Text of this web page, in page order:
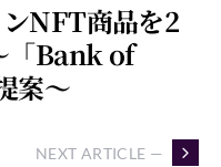
NFT商品を2
「Bank of
案～
NEXT ARTICLE —